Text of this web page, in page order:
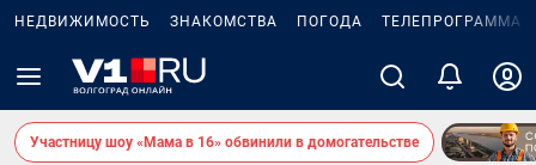
НЕДВИЖИМОСТЬ ЗНАКОМСТВА ПОГОДА ТЕЛЕПРОГРАММА
Участницу шоу «Мама в 16» обвинили в домогательстве